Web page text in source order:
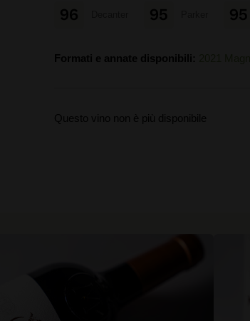
96 95 95
Formati e annate disponibili:
Questo vino non è più disponibile